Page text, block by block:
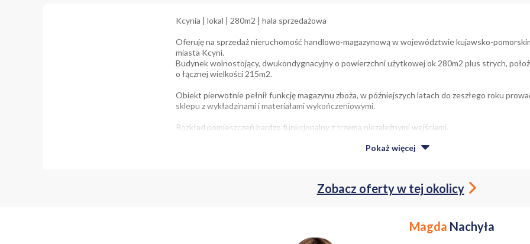
Kcynia | lokal | 280m2 | hala sprzedażowa
Oferuję na sprzedaż nieruchomość handlowo-magazynową w województwie kujawsko-
miasta Kcyni.
Budynek wolnostojący, dwukondygnacyjny o powierzchni użytkowej ok 280m2 plus strych,
o łącznej wielkości 215m2.
Obiekt pierwotnie pełnił funkcję magazynu zboża, w późniejszych latach do zeszłego roku
sklepu z wykładzinami i materiałami wykończeniowymi.
Rozkład pomieszczeń bardzo funkcjonalny z trzema niezależnymi wejściami.
Nieruchomość wyposażona w wodę i kanalizację z sieci miejskiej, energię elektryczną 230/380 V,
Pokaż więcej
Zobacz oferty w tej okolicy
Magda Nachyła